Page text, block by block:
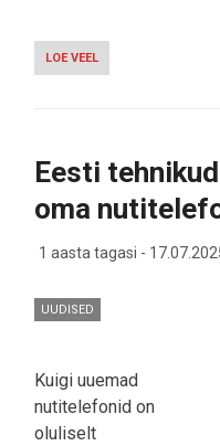
LOE VEEL
GOOGLE
AVALDAS
PIXEL
TELEFONIST
Eesti
oma
1 aasta tagasi -
UUDISED
Kuigi uuemad
nutitelefonid on
oluliselt